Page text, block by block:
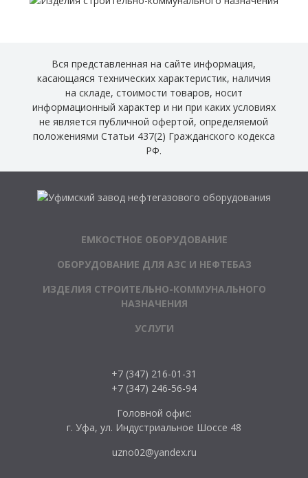
Вся представленная на сайте информация,
касающаяся технических характеристик, наличия
на складе, стоимости товаров, носит
информационный характер и ни при каких условиях
не является публичной офертой, определяемой
положениями Статьи 437(2) Гражданского кодекса
РФ.
ЕМКОСТНОЕ ОБОРУДОВАНИЕ
ОБОРУДОВАНИЕ ДЛЯ АЗС И НЕФТЕБАЗ
ИЗДЕЛИЯ СТРОИТЕЛЬНО-КОММУНАЛЬНОГО
НАЗНАЧЕНИЯ
УСЛУГИ
+7 (347) 216-01-31
+7 (347) 246-56-94
Головной офис:
г. Уфа, ул. Индустриальное Шоссе 48
uzno02@yandex.ru